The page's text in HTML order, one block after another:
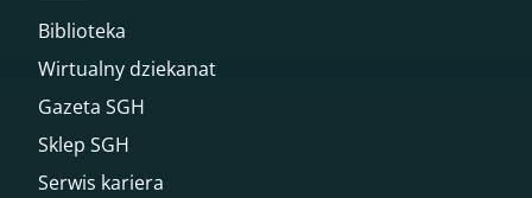
Biblioteka
Wirtualny dziekanat
Gazeta SGH
Sklep SGH
Serwis kariera